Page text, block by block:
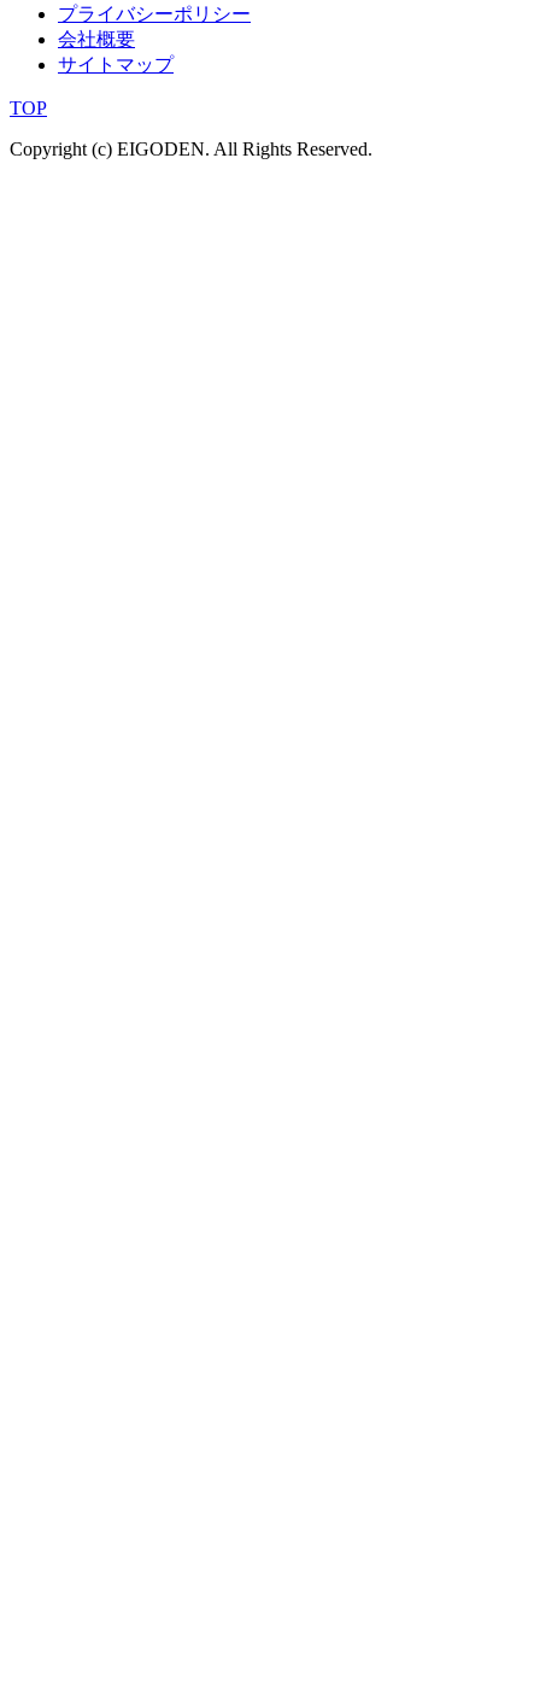
プライバシーポリシー
会社概要
サイトマップ
TOP
Copyright (c) EIGODEN. All Rights Reserved.